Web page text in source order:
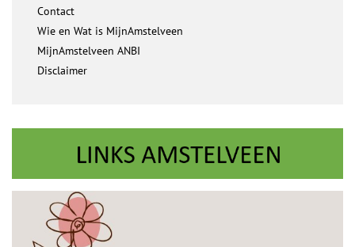
Contact
Wie en Wat is MijnAmstelveen
MijnAmstelveen ANBI
Disclaimer